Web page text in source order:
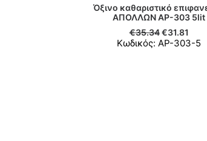
ΠΡΟΣΘΉΚΗ ΣΤΟ ΚΑΛΆΘΙ
Όξινο καθαριστικό
ΑΠΟΛΛΩΝ AP-303 5lit
€35.34 €31.81
Κωδικός: ΑΡ-303-5